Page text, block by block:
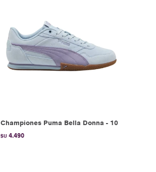
Championes Puma Bella Donna - 10
$U 4.490